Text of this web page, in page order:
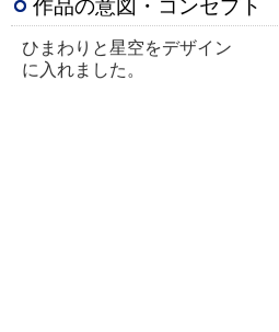
作品の意図・コンセプト
ひまわりと星空をデザイン
に入れました。